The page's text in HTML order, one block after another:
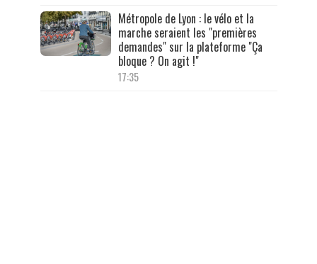
Métropole de Lyon : le vélo et la
marche seraient les "premières
demandes" sur la plateforme "Ça
bloque ? On agit !"
17:35